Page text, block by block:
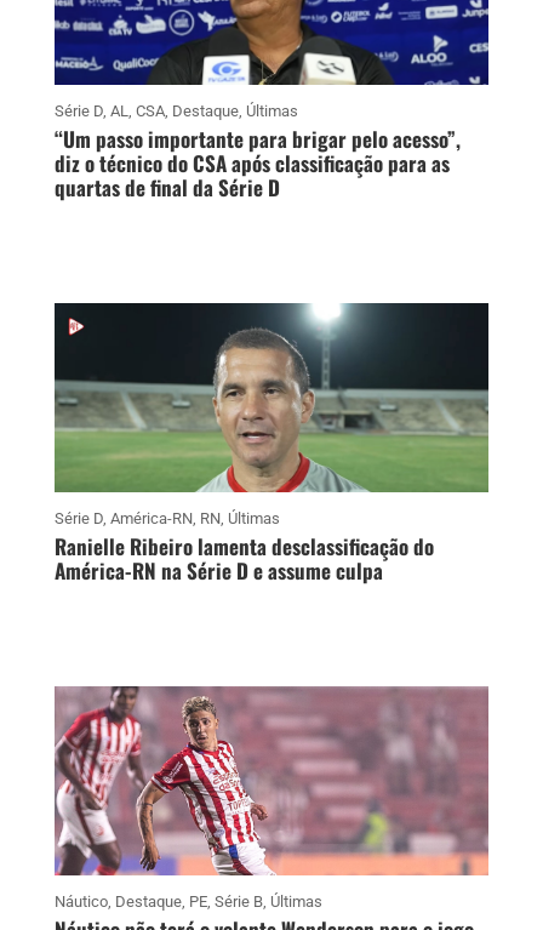
Série D, AL, CSA, Destaque, Últimas
“Um passo importante para brigar pelo acesso”,
diz o técnico do CSA após classificação para as
quartas de final da Série D
Série D, América-RN, RN, Últimas
Ranielle Ribeiro lamenta desclassificação do
América-RN na Série D e assume culpa
Náutico, Destaque, PE, Série B, Últimas